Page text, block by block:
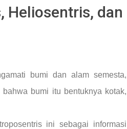
Heliosentris, dan
bumi dan alam semesta,
bumi itu bentuknya kotak,
ini sebagai informasi